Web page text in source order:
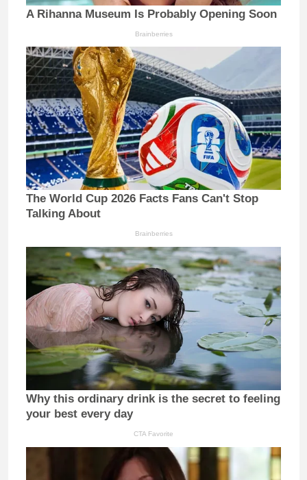
A Rihanna Museum Is Probably Opening Soon
Brainberries
The World Cup 2026 Facts Fans Can't Stop
Talking About
Brainberries
Why this ordinary drink is the secret to feeling
your best every day
CTA Favorite